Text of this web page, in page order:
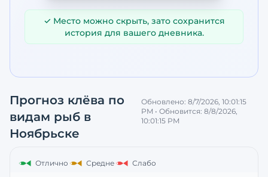
✓ Место можно скрыть, зато сохранится
история для вашего дневника.
Прогноз клёва по
видам рыб в
Ноябрьске
Обновлено:8/7/2026, 10:01:15
PM • Обновится:8/8/2026,
10:01:15 PM
Отлично Средне Слабо